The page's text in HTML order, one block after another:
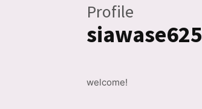
Profile
siawase625
welcome!